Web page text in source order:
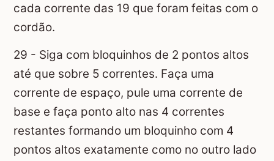
cada corrente das 19 que foram feitas com o
cordão.
29 - Siga com bloquinhos de 2 pontos altos
até que sobre 5 correntes. Faça uma
corrente de espaço, pule uma corrente de
base e faça ponto alto nas 4 correntes
restantes formando um bloquinho com 4
pontos altos exatamente como no outro lado